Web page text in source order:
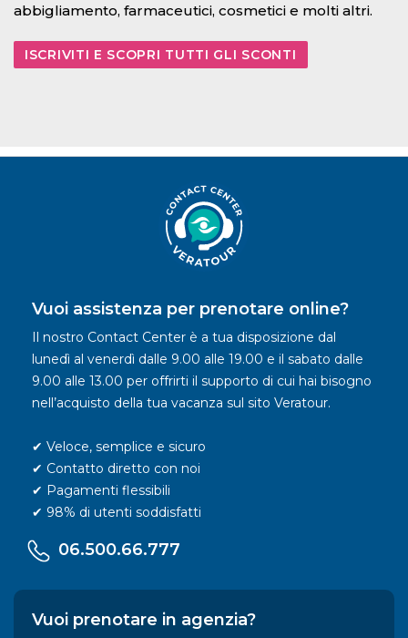
abbigliamento, farmaceutici, cosmetici e molti altri.
ISCRIVITI E SCOPRI TUTTI GLI SCONTI
Vuoi assistenza per prenotare online?
Il nostro Contact Center è a tua disposizione dal
lunedì al venerdì dalle 9.00 alle 19.00 e il sabato dalle
9.00 alle 13.00 per offrirti il supporto di cui hai bisogno
nell’acquisto della tua vacanza sul sito Veratour.
✔ Veloce, semplice e sicuro
✔ Contatto diretto con noi
✔ Pagamenti flessibili
✔ 98% di utenti soddisfatti
06.500.66.777
Vuoi prenotare in agenzia?